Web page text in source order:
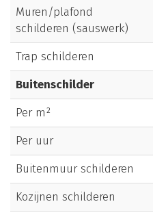
Muren/plafond
schilderen (sauswerk)
Trap schilderen
Buitenschilder
Per m²
Per uur
Buitenmuur schilderen
Kozijnen schilderen